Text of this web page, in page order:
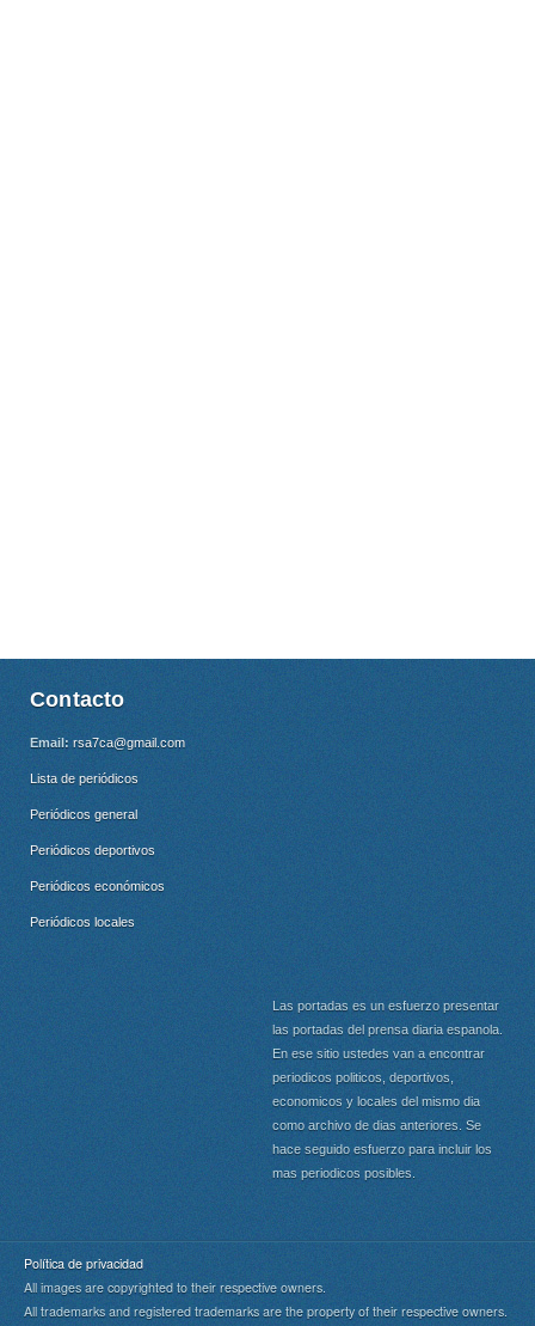
Contacto
Email: rsa7ca@gmail.com
Lista de periódicos
Periódicos general
Periódicos deportivos
Periódicos económicos
Periódicos locales
Las portadas es un esfuerzo presentar
las portadas del prensa diaria espanola.
En ese sitio ustedes van a encontrar
periodicos politicos, deportivos,
economicos y locales del mismo dia
como archivo de dias anteriores. Se
hace seguido esfuerzo para incluir los
mas periodicos posibles.
Política de privacidad
All images are copyrighted to their respective owners.
All trademarks and registered trademarks are the property of their respective owners.